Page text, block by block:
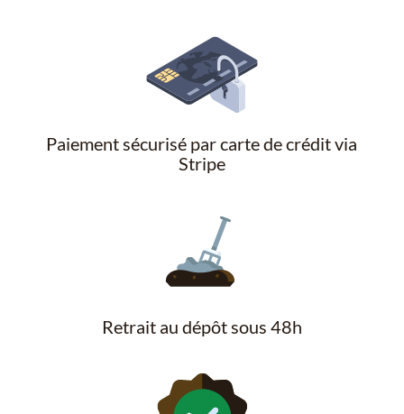
Paiement sécurisé par carte de crédit via
Stripe
Retrait au dépôt sous 48h